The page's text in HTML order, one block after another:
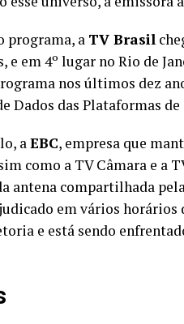
programa, a TV Brasil
e em 4º lugar no Rio de
nos últimos dez
Dados das Plataformas
aEBC, empresa que
como a TV Câmara e a
antena compartilhada
em vários horários
e está sendo